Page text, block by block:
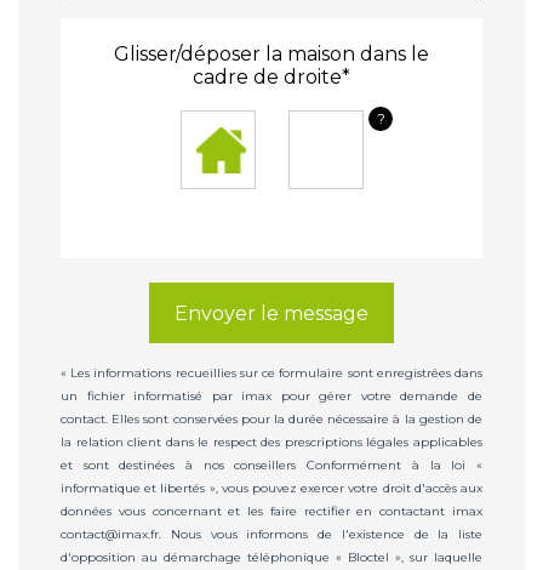
Glisser/déposer la maison dans le
cadre de droite*
?
Envoyer le message
« Les informations recueillies sur ce formulaire sont enregistrées dans
un fichier informatisé par imax pour gérer votre demande de
contact. Elles sont conservées pour la durée nécessaire à la gestion de
la relation client dans le respect des prescriptions légales applicables
et sont destinées à nos conseillers Conformément à la loi «
informatique et libertés », vous pouvez exercer votre droit d'accès aux
données vous concernant et les faire rectifier en contactant imax
contact@imax.fr. Nous vous informons de l'existence de la liste
d'opposition au démarchage téléphonique « Bloctel », sur laquelle